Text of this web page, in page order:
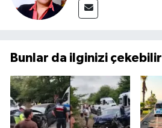
Bunlar da ilginizi çekebilir